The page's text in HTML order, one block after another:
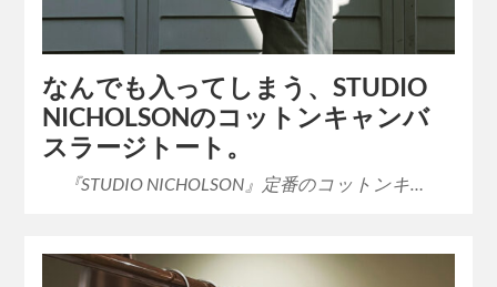
なんでも入ってしまう、STUDIO
NICHOLSONのコットンキャンバ
スラージトート。
『STUDIO NICHOLSON』定番のコットンキ…